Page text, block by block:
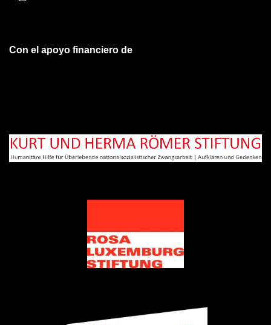
Con el apoyo financiero de